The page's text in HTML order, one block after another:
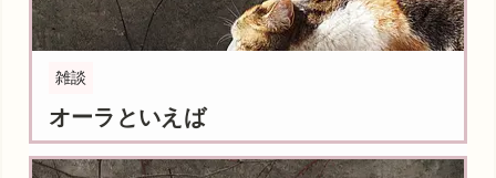
雑談
オーラといえば